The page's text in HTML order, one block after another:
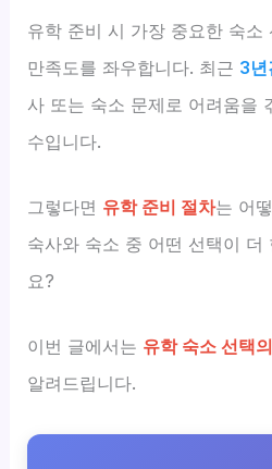
유학 준비 시 가장 중요한 숙소
만족도를 좌우합니다. 최근 3
사 또는 숙소 문제로 어려움을
수입니다.
그렇다면 유학 준비 절차는 어
숙사와 숙소 중 어떤 선택이 더
요?
이번 글에서는 유학 숙소 선택
알려드립니다.